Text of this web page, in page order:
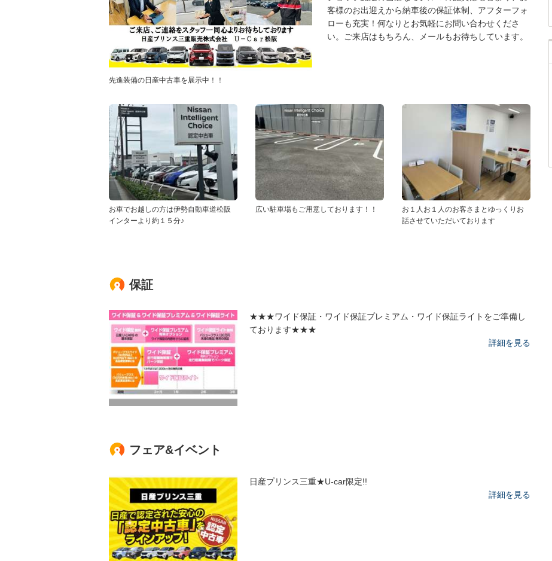
先進装備の日産中古車を展示中！！
客様のお出迎えから納車後の保証体制、アフターフォ
ローも充実！何なりとお気軽にお問い合わせくださ
い。ご来店はもちろん、メールもお待ちしています。
お車でお越しの方は伊勢自動車道松阪
インターより約１５分♪
広い駐車場もご用意しております！！
お１人お１人のお客さまとゆっくりお
話させていただいております
保証
★★★ワイド保証・ワイド保証プレミアム・ワイド保証ライトをご準備し
ております★★★
詳細を見る
フェア&イベント
日産プリンス三重★U-car限定!!
詳細を見る